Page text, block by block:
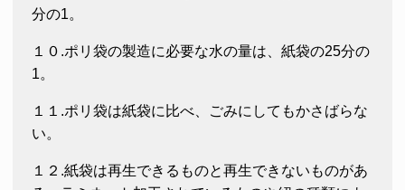
分の1。
１０.ポリ袋の製造に必要な水の量は、紙袋の25分の
1。
１１.ポリ袋は紙袋に比べ、ごみにしてもかさばらな
い。
１２.紙袋は再生できるものと再生できないものがあ